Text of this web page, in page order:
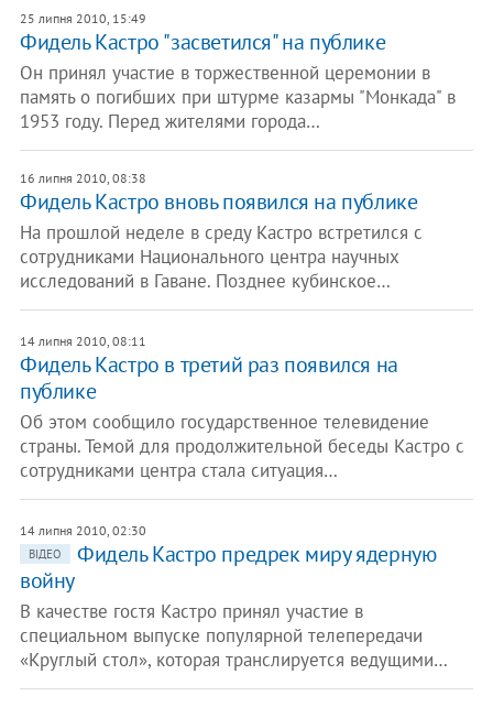
25 липня 2010, 15:49
Фидель Кастро "засветился" на публике
Он принял участие в торжественной церемонии в
память о погибших при штурме казармы "Монкада" в
1953 году. Перед жителями города…
16 липня 2010, 08:38
Фидель Кастро вновь появился на публике
На прошлой неделе в среду Кастро встретился с
сотрудниками Национального центра научных
исследований в Гаване. Позднее кубинское…
14 липня 2010, 08:11
Фидель Кастро в третий раз появился на
публике
Об этом сообщило государственное телевидение
страны. Темой для продолжительной беседы Кастро с
сотрудниками центра стала ситуация…
14 липня 2010, 02:30
ВІДЕО
Фидель Кастро предрек миру ядерную
войну
В качестве гостя Кастро принял участие в
специальном выпуске популярной телепередачи
«Круглый стол», которая транслируется ведущими…